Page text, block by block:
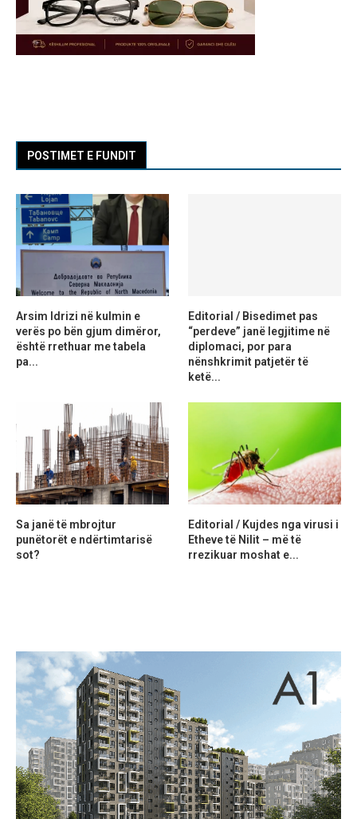
POSTIMET E FUNDIT
Arsim Idrizi në kulmin e
verës po bën gjum dimëror,
është rrethuar me tabela
pa...
Editorial / Bisedimet pas
“perdeve” janë legjitime në
diplomaci, por para
nënshkrimit patjetër të
ketë...
Sa janë të mbrojtur
punëtorët e ndërtimtarisë
sot?
Editorial / Kujdes nga virusi i
Etheve të Nilit – më të
rrezikuar moshat e...